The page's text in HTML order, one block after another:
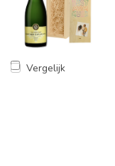
Vergelijk